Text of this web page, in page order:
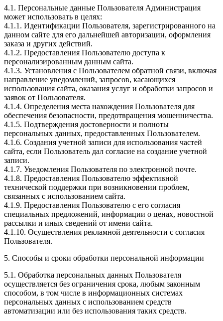
4.1. Персональные данные Пользователя Администрация
может использовать в целях:
4.1.1. Идентификации Пользователя, зарегистрированного на
данном сайте для его дальнейшей авторизации, оформления
заказа и других действий.
4.1.2. Предоставления Пользователю доступа к
персонализированным данным сайта.
4.1.3. Установления с Пользователем обратной связи, включая
направление уведомлений, запросов, касающихся
использования сайта, оказания услуг и обработки запросов и
заявок от Пользователя.
4.1.4. Определения места нахождения Пользователя для
обеспечения безопасности, предотвращения мошенничества.
4.1.5. Подтверждения достоверности и полноты
персональных данных, предоставленных Пользователем.
4.1.6. Создания учетной записи для использования частей
сайта, если Пользователь дал согласие на создание учетной
записи.
4.1.7. Уведомления Пользователя по электронной почте.
4.1.8. Предоставления Пользователю эффективной
технической поддержки при возникновении проблем,
связанных с использованием сайта.
4.1.9. Предоставления Пользователю с его согласия
специальных предложений, информации о ценах, новостной
рассылки и иных сведений от имени сайта.
4.1.10. Осуществления рекламной деятельности с согласия
Пользователя.
5. Способы и сроки обработки персональной информации
5.1. Обработка персональных данных Пользователя
осуществляется без ограничения срока, любым законным
способом, в том числе в информационных системах
персональных данных с использованием средств
автоматизации или без использования таких средств.